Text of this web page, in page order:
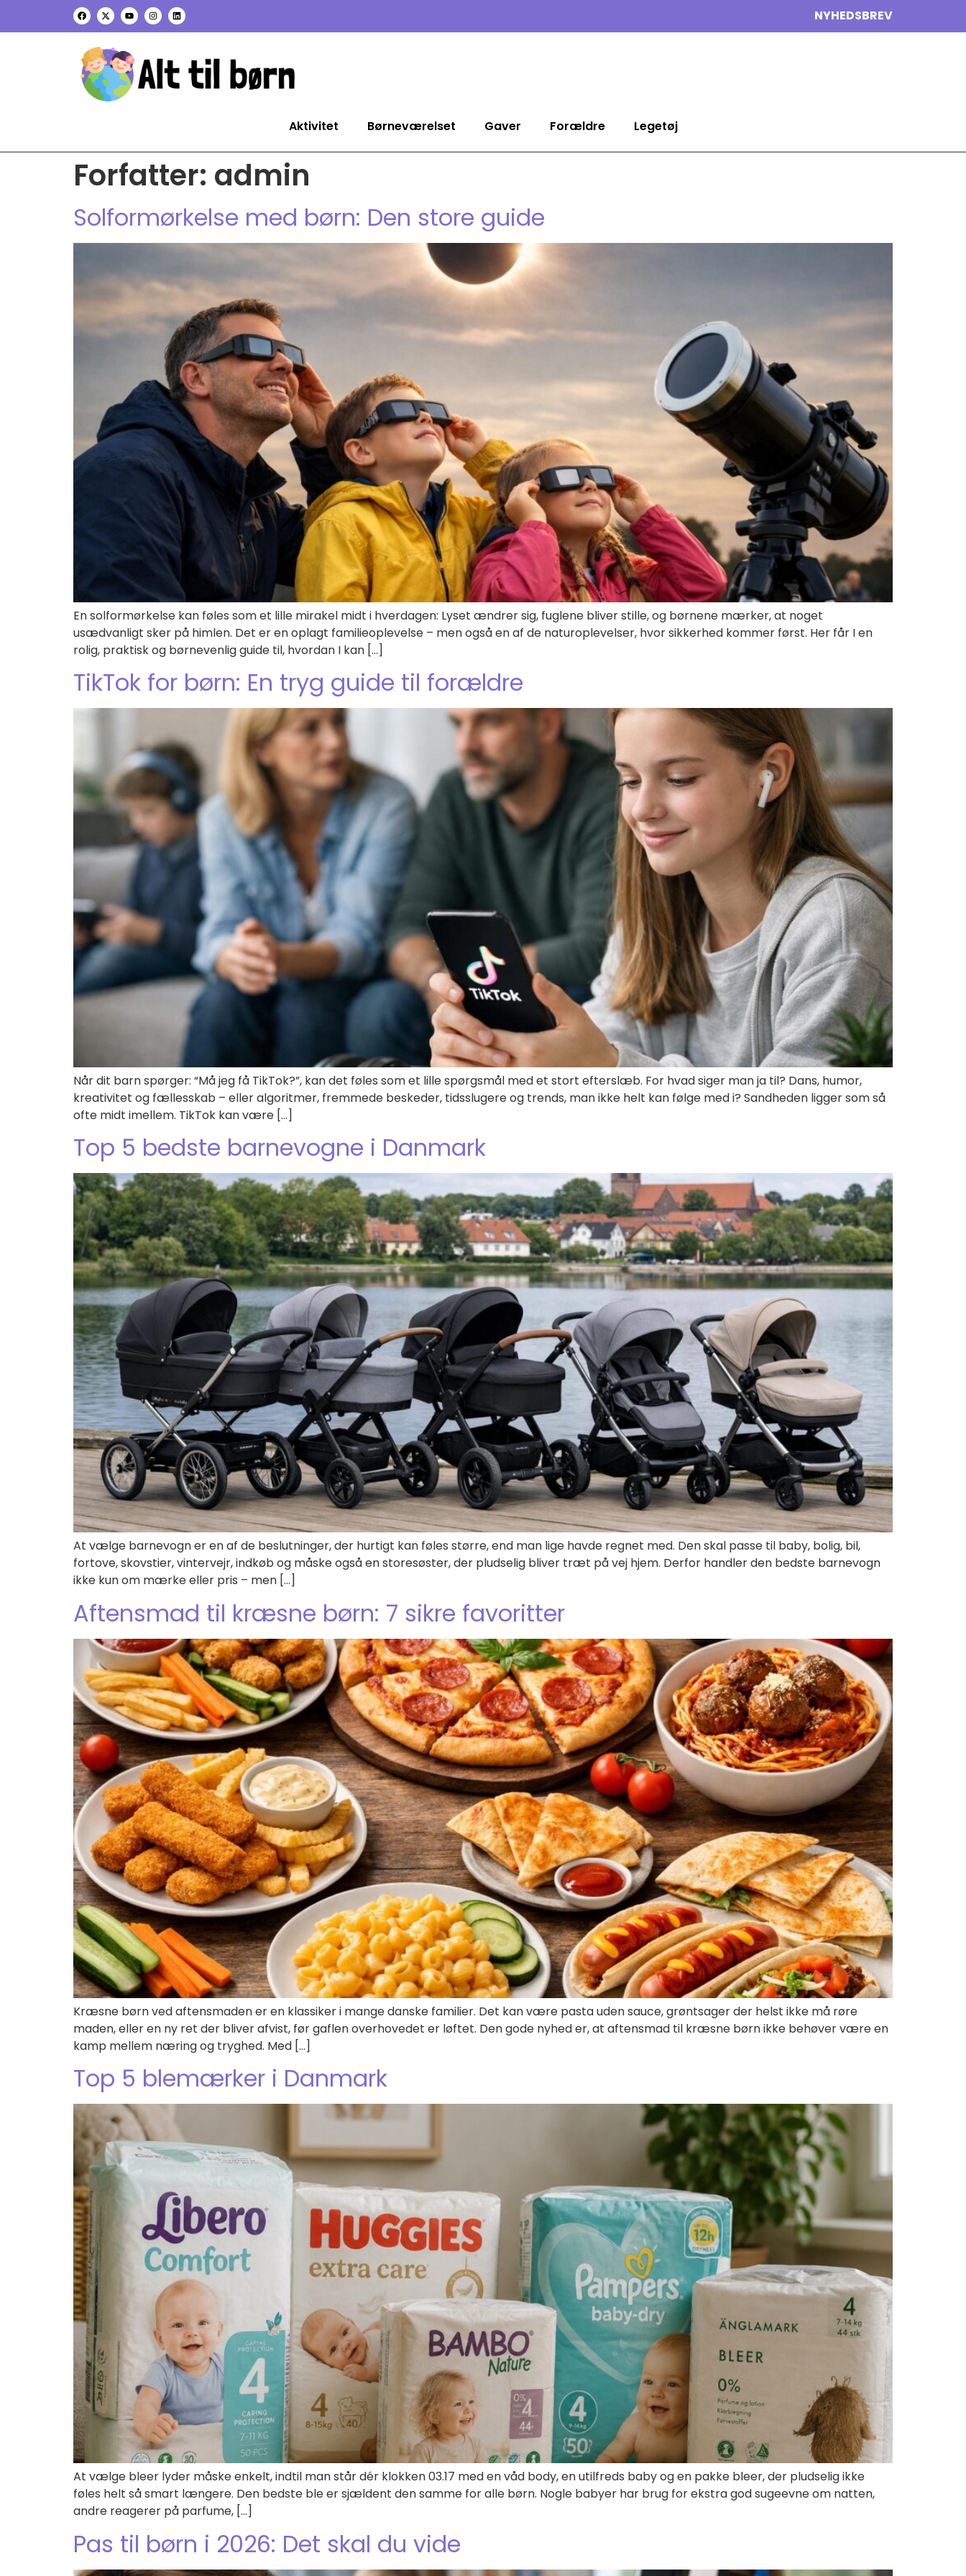
NYHEDSBREV
Aktivitet Børneværelset Gaver Forældre Legetøj
Forfatter: admin
Solformørkelse med børn: Den store guide
En solformørkelse kan føles som et lille mirakel midt i hverdagen: Lyset ændrer sig, fuglene bliver stille, og børnene mærker, at noget
usædvanligt sker på himlen. Det er en oplagt familieoplevelse – men også en af de naturoplevelser, hvor sikkerhed kommer først. Her får I en
rolig, praktisk og børnevenlig guide til, hvordan I kan […]
TikTok for børn: En tryg guide til forældre
Når dit barn spørger: “Må jeg få TikTok?”, kan det føles som et lille spørgsmål med et stort efterslæb. For hvad siger man ja til? Dans, humor,
kreativitet og fællesskab – eller algoritmer, fremmede beskeder, tidsslugere og trends, man ikke helt kan følge med i? Sandheden ligger som så
ofte midt imellem. TikTok kan være […]
Top 5 bedste barnevogne i Danmark
At vælge barnevogn er en af de beslutninger, der hurtigt kan føles større, end man lige havde regnet med. Den skal passe til baby, bolig, bil,
fortove, skovstier, vintervejr, indkøb og måske også en storesøster, der pludselig bliver træt på vej hjem. Derfor handler den bedste barnevogn
ikke kun om mærke eller pris – men […]
Aftensmad til kræsne børn: 7 sikre favoritter
Kræsne børn ved aftensmaden er en klassiker i mange danske familier. Det kan være pasta uden sauce, grøntsager der helst ikke må røre
maden, eller en ny ret der bliver afvist, før gaflen overhovedet er løftet. Den gode nyhed er, at aftensmad til kræsne børn ikke behøver være en
kamp mellem næring og tryghed. Med […]
Top 5 blemærker i Danmark
At vælge bleer lyder måske enkelt, indtil man står dér klokken 03.17 med en våd body, en utilfreds baby og en pakke bleer, der pludselig ikke
føles helt så smart længere. Den bedste ble er sjældent den samme for alle børn. Nogle babyer har brug for ekstra god sugeevne om natten,
andre reagerer på parfume, […]
Pas til børn i 2026: Det skal du vide